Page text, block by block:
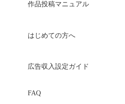
作品投稿マニュアル
はじめての方へ
広告収入設定ガイド
FAQ